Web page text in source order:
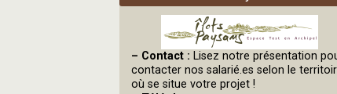
– Contact : Lisez notre présentation
contacter nos salarié.es selon le
où se situe votre projet !